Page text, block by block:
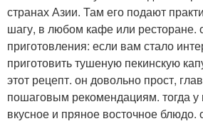
странах Азии. Там его подают
шагу, в любом кафе или ресторане.
приготовления: если вам стало
приготовить тушеную пекинскую
этот рецепт. он довольно прост,
пошаговым рекомендациям. тогда у
вкусное и пряное восточное блюдо.